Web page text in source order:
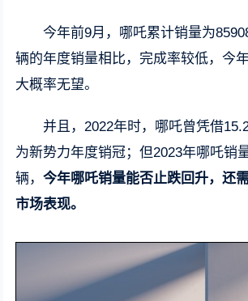
今年前9月，哪吒累计销量为
辆的年度销量相比，完成率较低，今
大概率无望。
并且，2022年时，哪吒曾凭借
为新势力年度销冠；但2023年哪吒销
辆，今年哪吒销量能否止跌回升，还
市场表现。